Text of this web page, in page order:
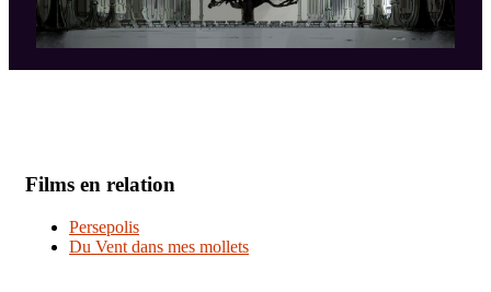
Films en relation
Persepolis
Du Vent dans mes mollets